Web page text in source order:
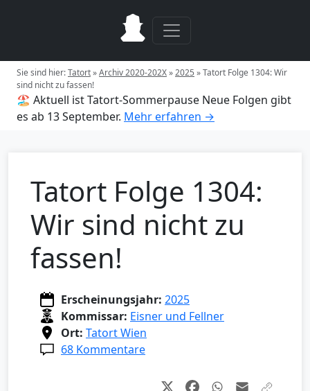
Sie sind hier:Tatort»Archiv 2020-202X»2025 »Tatort Folge 1304: Wir
sind nicht zu fassen!
🏖️ Aktuell ist Tatort-Sommerpause Neue Folgen gibt
es ab 13 September. Mehr erfahren →
Tatort Folge 1304:
Wir sind nicht zu
fassen!
Erscheinungsjahr: 2025
Kommissar: Eisner und Fellner
Ort: Tatort Wien
68 Kommentare